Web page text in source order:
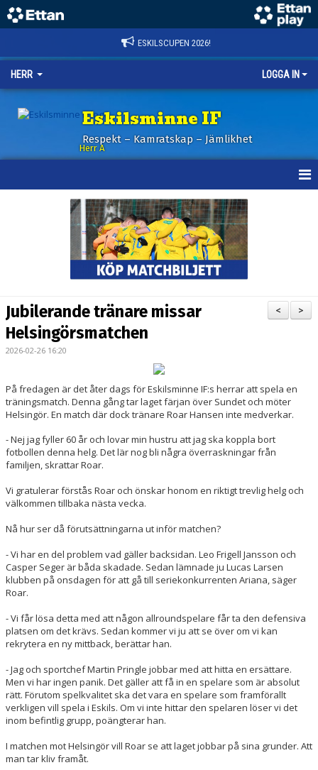
ESKILSCUPEN 2026!
HERR LOGGA IN
Eskilsminne IF
Respekt – Kamratskap – Jämlikhet
Herr A
BILDGALLERI
KONTAKT
MATCHER
ETTAN SÖDRA
>
<
Jubilerande tränare missar
Helsingörsmatchen
2026-02-26 16:20
På fredagen är det åter dags för Eskilsminne IF:s herrar att spela en
träningsmatch. Denna gång tar laget färjan över Sundet och möter
Helsingör. En match där dock tränare Roar Hansen inte medverkar.
- Nej jag fyller 60 år och lovar min hustru att jag ska koppla bort
fotbollen denna helg. Det lär nog bli några överraskningar från
familjen, skrattar Roar.
Vi gratulerar förstås Roar och önskar honom en riktigt trevlig helg och
välkommen tillbaka nästa vecka.
Nå hur ser då förutsättningarna ut inför matchen?
- Vi har en del problem vad gäller backsidan. Leo Frigell Jansson och
Casper Seger är båda skadade. Sedan lämnade ju Lucas Larsen
klubben på onsdagen för att gå till seriekonkurrenten Ariana, säger
Roar.
- Vi får lösa detta med att någon allroundspelare får ta den defensiva
platsen om det krävs. Sedan kommer vi ju att se över om vi kan
rekrytera en ny mittback, berättar han.
- Jag och sportchef Martin Pringle jobbar med att hitta en ersättare.
Men vi har ingen panik. Det gäller att få in en spelare som är absolut
rätt. Förutom spelkvalitet ska det vara en spelare som framförallt
verkligen vill spela i Eskils. Om vi inte hittar den spelaren löser vi det
inom befintlig grupp, poängterar han.
I matchen mot Helsingör vill Roar se att laget jobbar på sina grunder. Att
man tar kliv framåt.